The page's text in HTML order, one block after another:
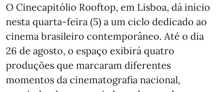
O Cinecapitólio Rooftop, em Lisboa, dá início
nesta quarta-feira (5) a um ciclo dedicado ao
cinema brasileiro contemporâneo. Até o dia
26 de agosto, o espaço exibirá quatro
produções que marcaram diferentes
momentos da cinematografia nacional,